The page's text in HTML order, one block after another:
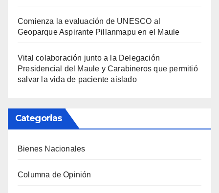
Comienza la evaluación de UNESCO al
Geoparque Aspirante Pillanmapu en el Maule
Vital colaboración junto a la Delegación
Presidencial del Maule y Carabineros que permitió
salvar la vida de paciente aislado
Categorias
Bienes Nacionales
Columna de Opinión